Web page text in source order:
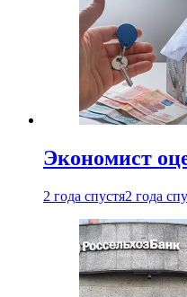
Экономист
2 года спустя2 года